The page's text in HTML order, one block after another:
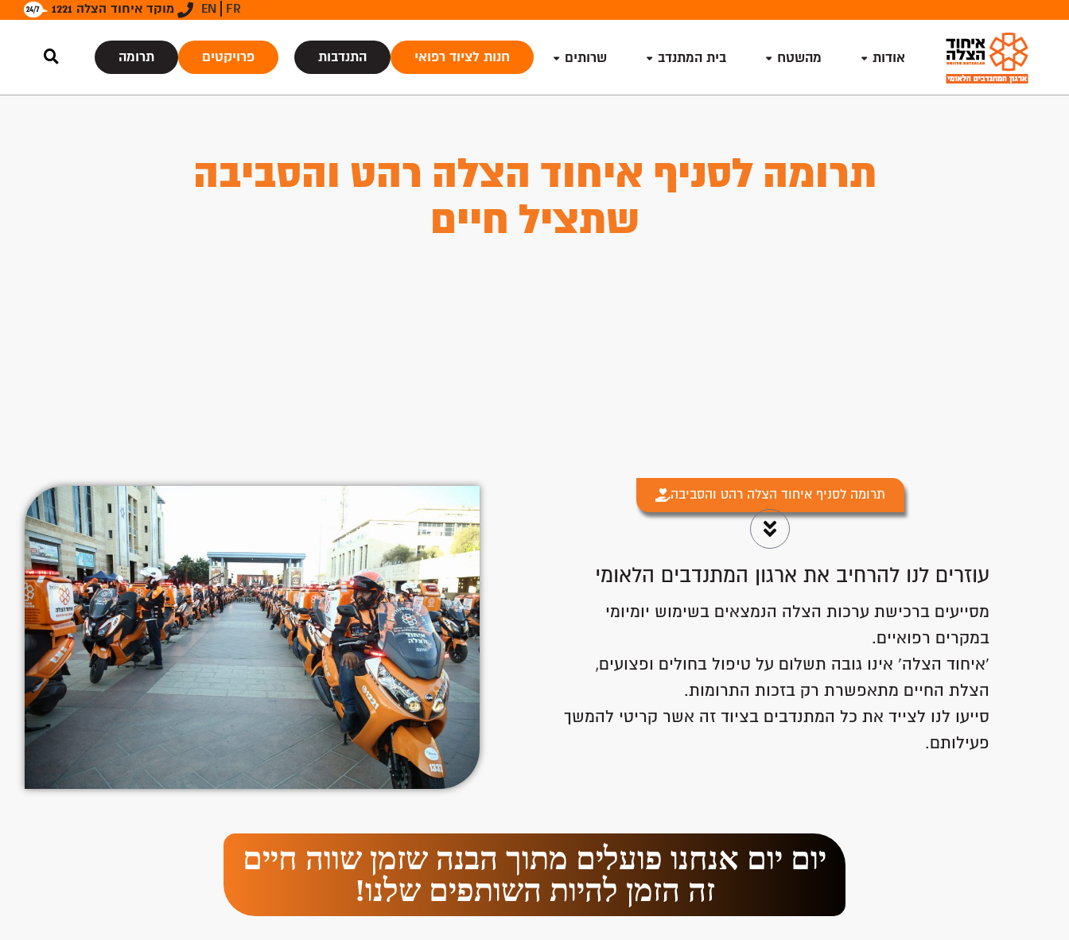
מוקד איחוד הצלה 1221 EN FR
אודות מהשטח בית המתנדב שרותים חנות לציוד רפואי התנדבות פרויקטים תרומה
תרומה לסניף איחוד הצלה רהט והסביבה
שתציל חיים
תרומה לסניף איחוד הצלה רהט והסביבה
עוזרים לנו להרחיב את ארגון המתנדבים הלאומי
מסייעים ברכישת ערכות הצלה הנמצאים בשימוש יומיומי
במקרים רפואיים.
'איחוד הצלה' אינו גובה תשלום על טיפול בחולים ופצועים,
הצלת החיים מתאפשרת רק בזכות התרומות.
סייעו לנו לצייד את כל המתנדבים בציוד זה אשר קריטי להמשך
פעילותם.
יום יום אנחנו פועלים מתוך הבנה שזמן שווה חיים
זה הזמן להיות השותפים שלנו!